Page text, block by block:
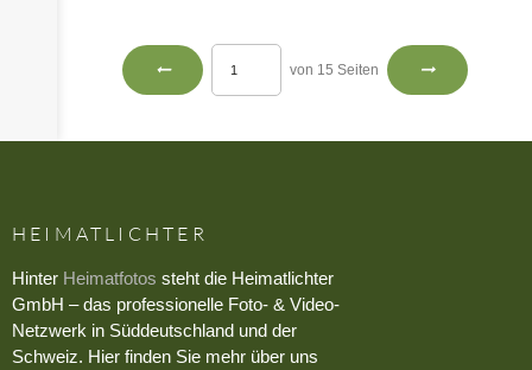
von 15 Seiten
HEIMATLICHTER
Hinter Heimatfotos steht die Heimatlichter
GmbH – das professionelle Foto- & Video-
Netzwerk in Süddeutschland und der
Schweiz. Hier finden Sie mehr über uns